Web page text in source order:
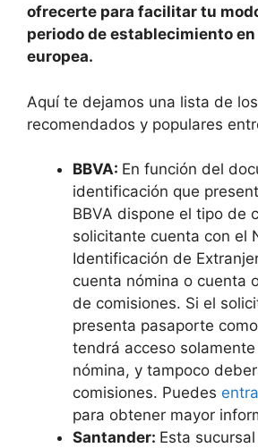
ofrecerte para facilitar tu
periodo de establecimiento
europea.
Aquí te dejamos una lista de
recomendados y populares
BBVA: En función del
identificación que
BBVA dispone el tipo de
solicitante cuenta con el
Identificación de
cuenta nómina o cuenta
de comisiones. Si el
presenta pasaporte
tendrá acceso
nómina, y tampoco
comisiones. Puedes
para obtener mayor
Santander: Esta